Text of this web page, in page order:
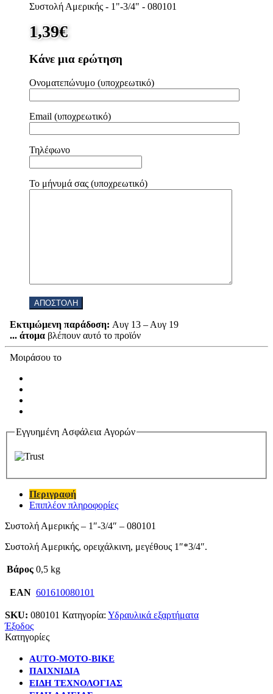
Συστολή Αμερικής - 1"-3/4" - 080101
1,39€
Κάνε μια ερώτηση
Ονοματεπώνυμο (υποχρεωτικό)
Email (υποχρεωτικό)
Τηλέφωνο
Το μήνυμά σας (υποχρεωτικό)
Εκτιμώμενη παράδοση: Αυγ 13 – Αυγ 19
... άτομα βλέπουν αυτό το προϊόν
Μοιράσου το
Εγγυημένη Ασφάλεια Αγορών
Περιγραφή
Επιπλέον πληροφορίες
Συστολή Αμερικής – 1″-3/4″ – 080101
Συστολή Αμερικής, ορειχάλκινη, μεγέθους 1″*3/4″.
Βάρος 0,5 kg
EAN 601610080101
SKU: 080101 Κατηγορία: Υδραυλικά εξαρτήματα
Έξοδος
Κατηγορίες
AUTO-MOTO-BIKE
ΠΑΙΧΝΙΔΙΑ
ΕΙΔΗ ΤΕΧΝΟΛΟΓΙΑΣ